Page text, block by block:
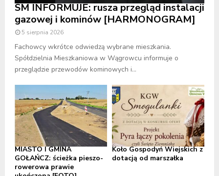
SM INFORMUJE: rusza przegląd instalacji
gazowej i kominów [HARMONOGRAM]
5 sierpnia 2026
Fachowcy wkrótce odwiedzą wybrane mieszkania.
Spółdzielnia Mieszkaniowa w Wągrowcu informuje o
przeglądzie przewodów kominowych i...
MIASTO I GMINA
GOŁAŃCZ: ścieżka pieszo-
rowerowa prawie
Koło Gospodyń Wiejskich z
dotacją od marszałka